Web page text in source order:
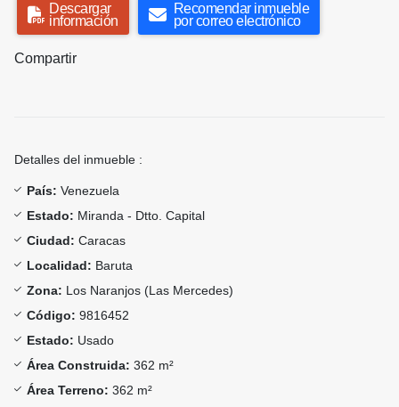
Descargar
información
Recomendar inmueble
por correo electrónico
Compartir
Detalles del inmueble :
País: Venezuela
Estado: Miranda - Dtto. Capital
Ciudad: Caracas
Localidad: Baruta
Zona: Los Naranjos (Las Mercedes)
Código: 9816452
Estado: Usado
Área Construida: 362 m²
Área Terreno: 362 m²